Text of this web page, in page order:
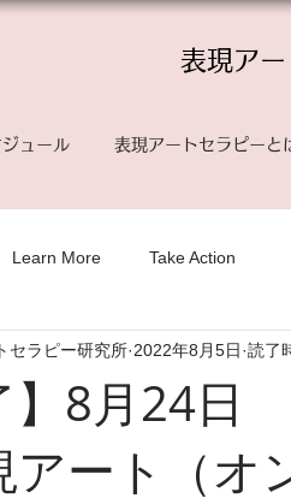
表現ア
ジュール 表現アートセラピーと
Learn More Take Action
】8月24
アート（
セラピー研究所 2022年8月5日 読了